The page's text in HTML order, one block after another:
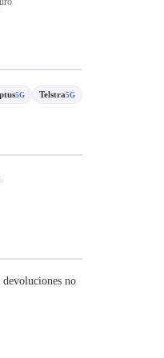
5G Telstra5G
no